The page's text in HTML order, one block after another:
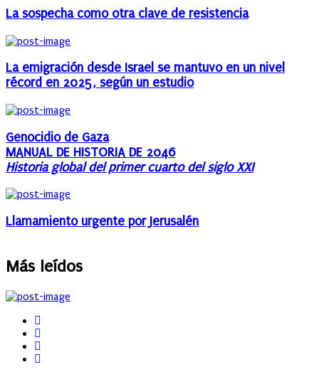
La sospecha como otra clave de resistencia
La emigración desde Israel se mantuvo en un nivel
récord en 2025, según un estudio
Genocidio de Gaza
MANUAL DE HISTORIA DE 2046
Historia global del primer cuarto del siglo XXI
Llamamiento urgente por Jerusalén
Más leídos